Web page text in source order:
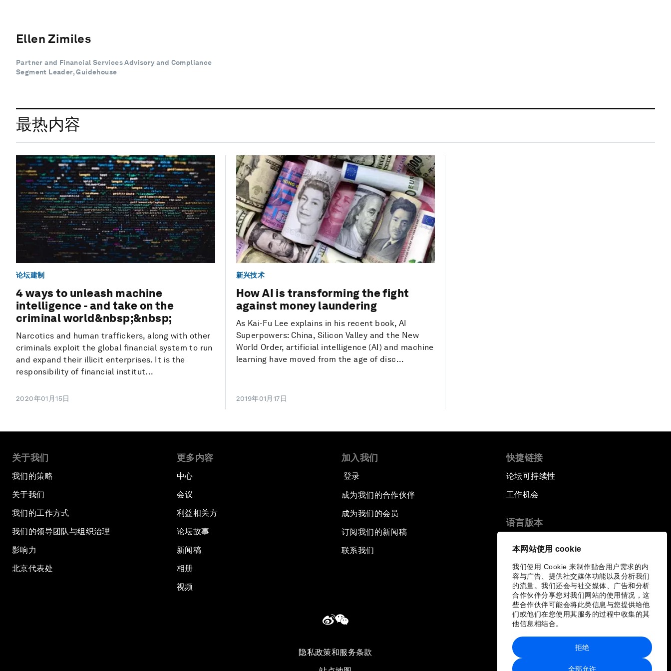
本网站使用 cookie
我们使用 Cookie 来制作贴合用户需求的内
容与广告、提供社交媒体功能以及分析我们
的流量。我们还会与社交媒体、广告和分析
合作伙伴分享您对我们网站的使用情况，这
些合作伙伴可能会将此类信息与您提供给他
们或他们在您使用其服务的过程中收集的其
他信息相结合。
全部允许
拒绝
Ellen Zimiles
Partner and Financial Services Advisory and Compliance
Segment Leader, Guidehouse
最热内容
论坛建制
4 ways to unleash machine
intelligence - and take on the
criminal world&nbsp;&nbsp;
Narcotics and human traffickers, along with other
criminals exploit the global financial system to run
and expand their illicit enterprises. It is the
responsibility of financial institut...
2020年01月15日
新兴技术
How AI is transforming the fight
against money laundering
As Kai-Fu Lee explains in his recent book, AI
Superpowers: China, Silicon Valley and the New
World Order, artificial intelligence (AI) and machine
learning have moved from the age of disc...
2019年01月17日
关于我们
我们的策略
关于我们
我们的工作方式
我们的领导团队与组织治理
影响力
北京代表处
更多内容
中心
会议
利益相关方
论坛故事
新闻稿
相册
视频
加入我们
登录
成为我们的合作伙伴
成为我们的会员
订阅我们的新闻稿
联系我们
快捷链接
论坛可持续性
工作机会
语言版本
隐私政策和服务条款